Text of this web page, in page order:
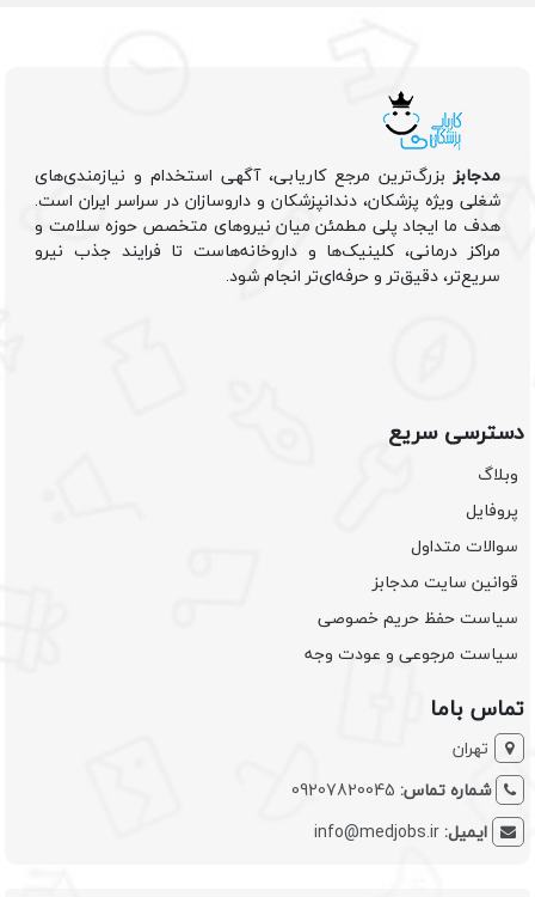
مدجابزبزرگ‌ترین مرجع کاریابی، آگهی استخدام و نیازمندی‌های
شغلی ویژه پزشکان، دندانپزشکان و داروسازان در سراسر ایران است.
هدف ما ایجاد پلی مطمئن میان نیروهای متخصص حوزه سلامت و
مراکز درمانی، کلینیک‌ها و داروخانه‌هاست تا فرایند جذب نیرو
سریع‌تر، دقیق‌تر و حرفه‌ای‌تر انجام شود.
دسترسی سریع
وبلاگ
پروفایل
سوالات متداول
قوانین سایت مدجابز
سیاست حفظ حریم خصوصی
سیاست مرجوعی و عودت وجه
تماس باما
تهران
شماره تماس: 09207820045
ایمیل:info@medjobs.ir